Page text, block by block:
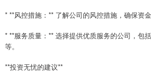
* **风控措施：** 了解公司的风控措施，确保资金
* **服务质量：** 选择提供优质服务的公司，包
等。
**投资无忧的建议**